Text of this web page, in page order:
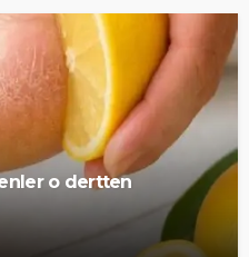
o dertten